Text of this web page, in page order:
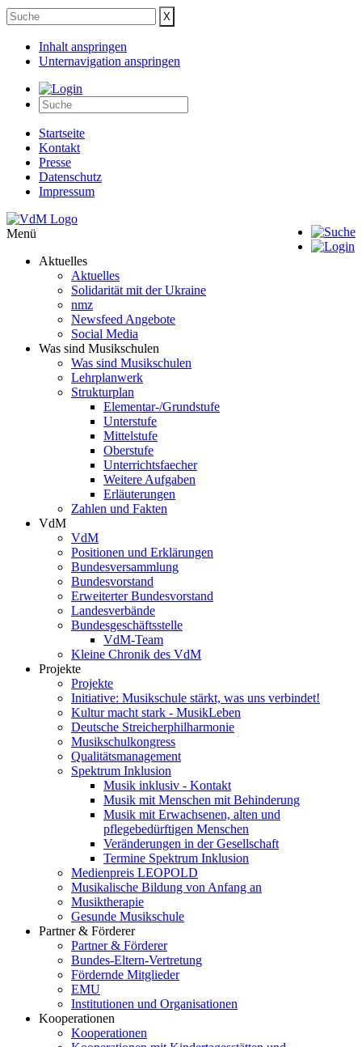
Inhalt anspringen
Unternavigation anspringen
Startseite
Kontakt
Presse
Datenschutz
Impressum
Menü
Aktuelles
Aktuelles
Solidarität mit der Ukraine
nmz
Newsfeed Angebote
Social Media
Was sind Musikschulen
Was sind Musikschulen
Lehrplanwerk
Strukturplan
Elementar-/Grundstufe
Unterstufe
Mittelstufe
Oberstufe
Unterrichtsfaecher
Weitere Aufgaben
Erläuterungen
Zahlen und Fakten
VdM
VdM
Positionen und Erklärungen
Bundesversammlung
Bundesvorstand
Erweiterter Bundesvorstand
Landesverbände
Bundesgeschäftsstelle
VdM-Team
Kleine Chronik des VdM
Projekte
Projekte
Initiative: Musikschule stärkt, was uns verbindet!
Kultur macht stark - MusikLeben
Deutsche Streicherphilharmonie
Musikschulkongress
Qualitätsmanagement
Spektrum Inklusion
Musik inklusiv - Kontakt
Musik mit Menschen mit Behinderung
Musik mit Erwachsenen, alten und
pflegebedürftigen Menschen
Veränderungen in der Gesellschaft
Termine Spektrum Inklusion
Medienpreis LEOPOLD
Musikalische Bildung von Anfang an
Musiktherapie
Gesunde Musikschule
Partner & Förderer
Partner & Förderer
Bundes-Eltern-Vertretung
Fördernde Mitglieder
EMU
Institutionen und Organisationen
Kooperationen
Kooperationen